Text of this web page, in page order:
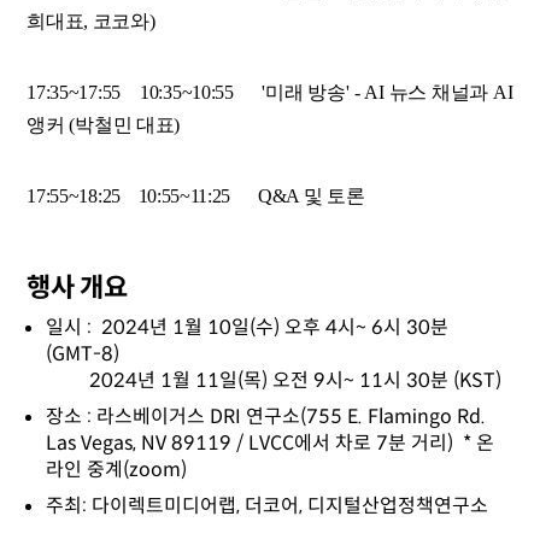
희대표, 코코와)
17:35~17:55 10:35~10:55 '미래 방송' - AI 뉴스 채널과 AI
앵커 (박철민 대표)
17:55~18:25 10:55~11:25 Q&A 및 토론
행사 개요
일시 : 2024년 1월 10일(수) 오후 4시~ 6시 30분
(GMT-8)
2024년 1월 11일(목) 오전 9시~ 11시 30분 (KST)
장소 : 라스베이거스 DRI 연구소(755 E. Flamingo Rd.
Las Vegas, NV 89119 / LVCC에서 차로 7분 거리) * 온
라인 중계(zoom)
주최: 다이렉트미디어랩, 더코어, 디지털산업정책연구소